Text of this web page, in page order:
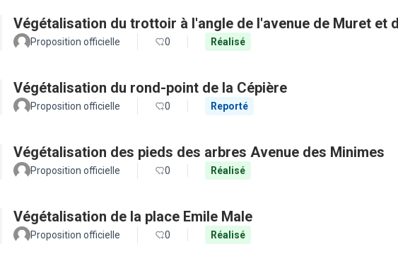
Végétalisation du trottoir à l'angle de l'avenue de Muret et
Proposition officielle 0 Réalisé
Végétalisation du rond-point de la Cépière
Proposition officielle 0 Reporté
Végétalisation des pieds des arbres Avenue des Minimes
Proposition officielle 0 Réalisé
Végétalisation de la place Emile Male
Proposition officielle 0 Réalisé